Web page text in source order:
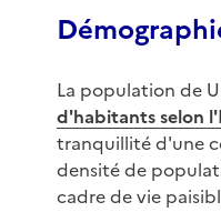
La population de
d'habitants selon
tranquillité d'une
densité de
cadre de vie